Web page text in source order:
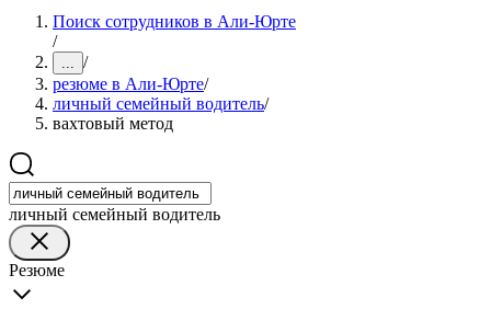
Поиск сотрудников в Али-Юрте
/
... /
резюме в Али-Юрте/
личный семейный водитель/
вахтовый метод
личный семейный водитель
Резюме